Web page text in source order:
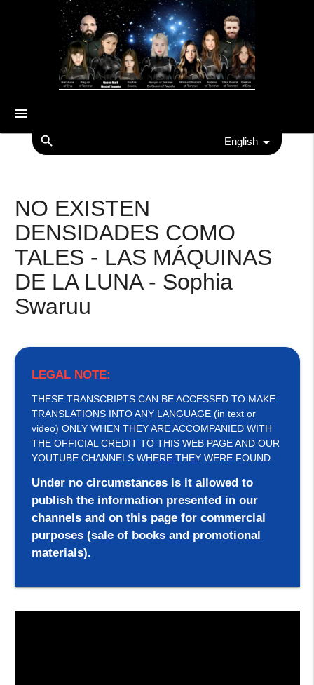
menu
search English
NO EXISTEN
DENSIDADES COMO
TALES - LAS MÁQUINAS
DE LA LUNA - Sophia
Swaruu
LEGAL NOTE:
THESE TRANSCRIPTS CAN BE ACCESSED TO MAKE
TRANSLATIONS INTO ANY LANGUAGE (in text or
video) ONLY WHEN THEY ARE ACCOMPANIED WITH
THE OFFICIAL CREDIT TO THIS WEB PAGE AND OUR
YOUTUBE CHANNELS WHERE THEY WERE FOUND.
Under no circumstances is it allowed to
publish the information presented in our
channels and on this page for commercial
purposes (sale of books and promotional
materials).